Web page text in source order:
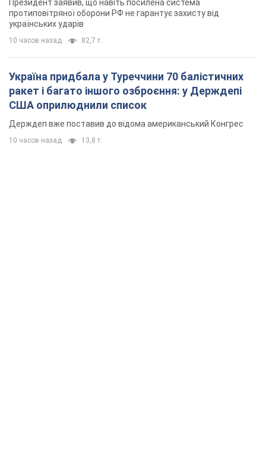
Президент заявив, що навіть посилена система
протиповітряної оборони РФ не гарантує захисту від
українських ударів
10 часов назад 82,7 т.
Україна придбала у Туреччини 70 балістичних
ракет і багато іншого озброєння: у Держдепі
США оприлюднили список
Держдеп вже поставив до відома американський Конгрес
10 часов назад 13,8 т.